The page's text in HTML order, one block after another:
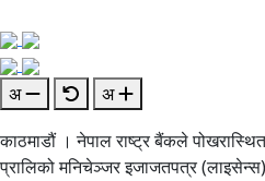
अ
अ
काठमाडौं । नेपाल राष्ट्र बैंकले
प्रालिको मनिचेञ्जर इजाजतपत्र